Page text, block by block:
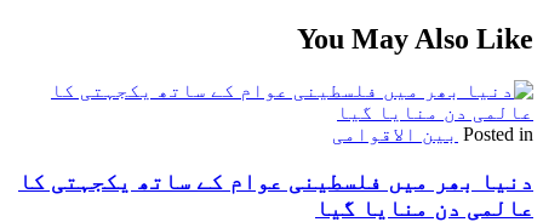
You May Also Like
Posted in بین الاقوامی
دنیا بھر میں فلسطینی عوام کے ساتھ یکجہتی کا
عالمی دن منایا گیا